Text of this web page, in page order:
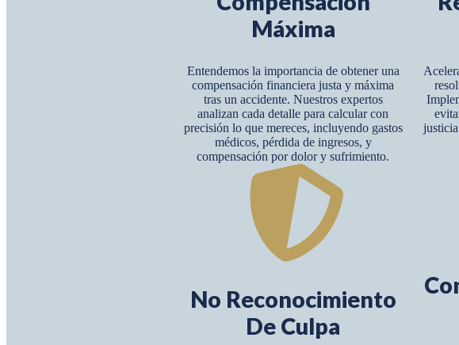
Máxima
Entendemos la importancia de obtener una
compensación financiera justa y máxima
tras un accidente. Nuestros expertos
analizan cada detalle para calcular con
precisión lo que mereces, incluyendo gastos
médicos, pérdida de ingresos, y
compensación por dolor y sufrimiento.
No Reconocimiento
De Culpa